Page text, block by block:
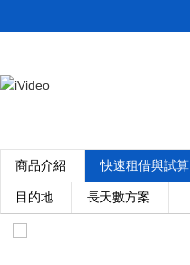
商品介紹 快速租借與試算
目的地 長天數方案